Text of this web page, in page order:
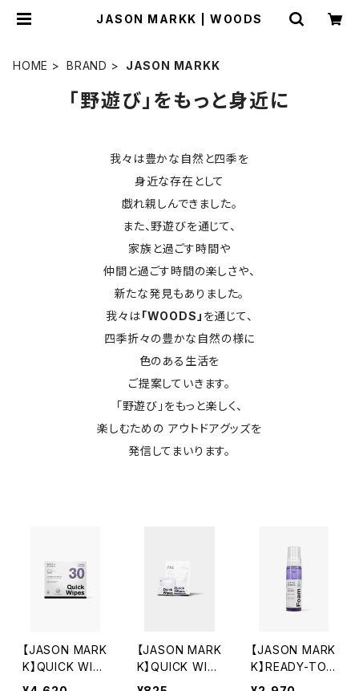
JASON MARKK | WOODS
HOME BRAND JASON MARKK
「野遊び」をもっと身近に
我々は豊かな自然と四季を
身近な存在として
戯れ親しんできました。
また、野遊びを通じて、
家族と過ごす時間や
仲間と過ごす時間の楽しさや、
新たな発見もありました。
我々は「WOODS」 を通じて、
四季折々の豊かな自然の様に
色のある生活を
ご提案していきます。
「野遊び」をもっと楽しく、
楽しむための アウトドアグッズを
発信してまいります。
【JASON MARK
K】QUICK WIPE
S - 30 PACK
【JASON MARK
K】QUICK WIPE
S - 3 PACK
【JASON MARK
K】READY-TO-
USE FOAM CL